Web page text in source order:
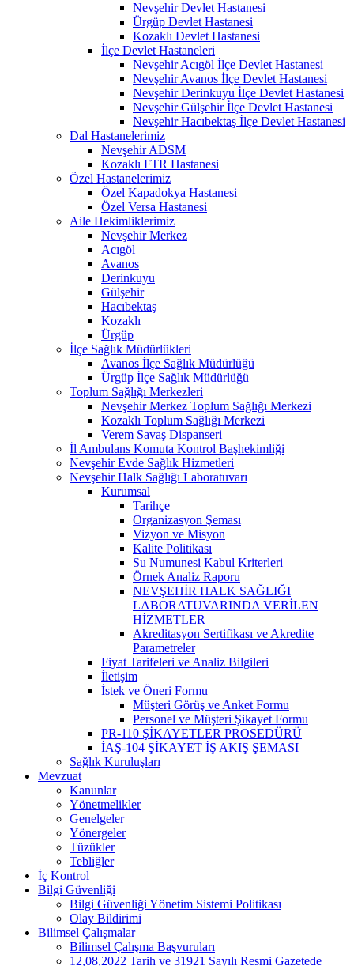
Nevşehir Devlet Hastanesi
Ürgüp Devlet Hastanesi
Kozaklı Devlet Hastanesi
İlçe Devlet Hastaneleri
Nevşehir Acıgöl İlçe Devlet Hastanesi
Nevşehir Avanos İlçe Devlet Hastanesi
Nevşehir Derinkuyu İlçe Devlet Hastanesi
Nevşehir Gülşehir İlçe Devlet Hastanesi
Nevşehir Hacıbektaş İlçe Devlet Hastanesi
Dal Hastanelerimiz
Nevşehir ADSM
Kozaklı FTR Hastanesi
Özel Hastanelerimiz
Özel Kapadokya Hastanesi
Özel Versa Hastanesi
Aile Hekimliklerimiz
Nevşehir Merkez
Acıgöl
Avanos
Derinkuyu
Gülşehir
Hacıbektaş
Kozaklı
Ürgüp
İlçe Sağlık Müdürlükleri
Avanos İlçe Sağlık Müdürlüğü
Ürgüp İlçe Sağlık Müdürlüğü
Toplum Sağlığı Merkezleri
Nevşehir Merkez Toplum Sağlığı Merkezi
Kozaklı Toplum Sağlığı Merkezi
Verem Savaş Dispanseri
İl Ambulans Komuta Kontrol Başhekimliği
Nevşehir Evde Sağlık Hizmetleri
Nevşehir Halk Sağlığı Laboratuvarı
Kurumsal
Tarihçe
Organizasyon Şeması
Vizyon ve Misyon
Kalite Politikası
Su Numunesi Kabul Kriterleri
Örnek Analiz Raporu
NEVŞEHİR HALK SAĞLIĞI
LABORATUVARINDA VERİLEN
HİZMETLER
Akreditasyon Sertifikası ve Akredite
Parametreler
Fiyat Tarifeleri ve Analiz Bilgileri
İletişim
İstek ve Öneri Formu
Müşteri Görüş ve Anket Formu
Personel ve Müşteri Şikayet Formu
PR-110 ŞİKAYETLER PROSEDÜRÜ
İAŞ-104 ŞİKAYET İŞ AKIŞ ŞEMASI
Sağlık Kuruluşları
Mevzuat
Kanunlar
Yönetmelikler
Genelgeler
Yönergeler
Tüzükler
Tebliğler
İç Kontrol
Bilgi Güvenliği
Bilgi Güvenliği Yönetim Sistemi Politikası
Olay Bildirimi
Bilimsel Çalışmalar
Bilimsel Çalışma Başvuruları
12,08,2022 Tarih ve 31921 Sayılı Resmi Gazetede